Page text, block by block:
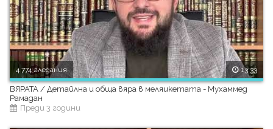
4 774 гледания 13:33
ВЯРАТА / Детайлна и обща вяра в меляикетата - Мухаммед
Рамадан
Преди 3 години